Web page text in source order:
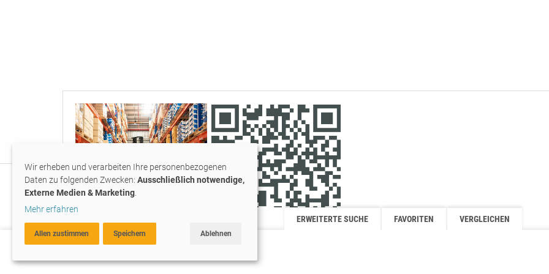
Symbolbild
dient
zur
dient
ERWEITERTE SUCHE FAVORITEN VERGLEICHEN
Wir geben Ihrem Leben Raum
Wir erheben und verarbeiten Ihre personenbezogenen
Daten zu folgenden Zwecken: Ausschließlich notwendige,
Externe Medien & Marketing.
Mehr erfahren
Allen zustimmen Speichern Ablehnen